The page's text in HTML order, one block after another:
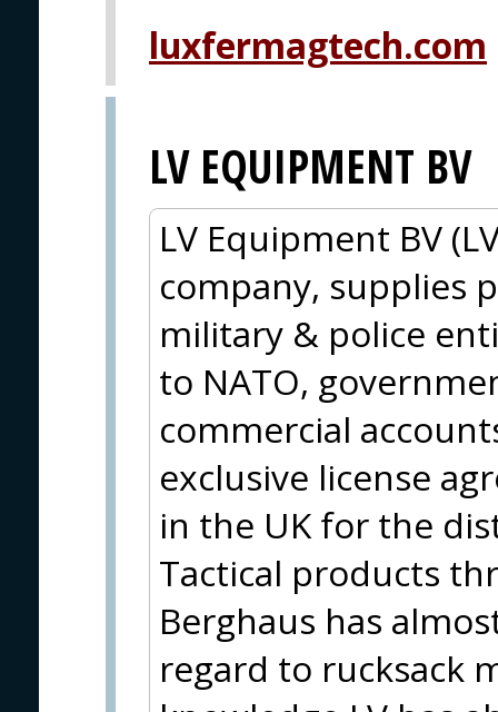
luxfermagtech.com
LV EQUIPMENT BV
LV Equipment BV
company, supplies
military & police
to NATO,
commercial
exclusive license
in the UK for the
Tactical products
Berghaus has
regard to rucksack